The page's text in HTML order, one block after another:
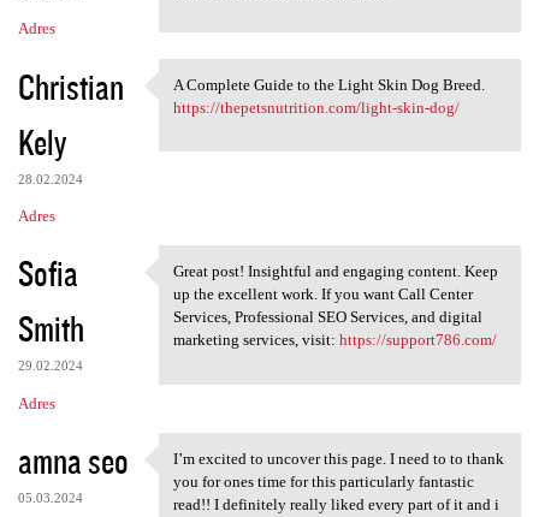
Adres
Christian
Kely
28.02.2024
Adres
A Complete Guide to the Light
A Complete Guide to the Light Skin Dog Breed.
https://thepetsnutrition.com/light-skin-dog/
Sofia
Smith
29.02.2024
Adres
Great post! Insightful and
Great post! Insightful and engaging content. Keep
up the excellent work. If you want Call Center
Services, Professional SEO Services, and digital
marketing services, visit: https://support786.com/
amna seo
05.03.2024
I’m excited to uncover this
I’m excited to uncover this page. I need to to thank
you for ones time for this particularly fantastic
read!! I definitely really liked every part of it and i